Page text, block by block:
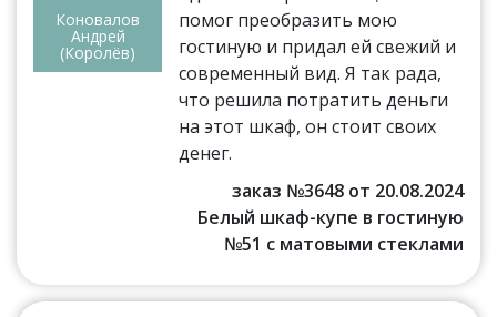
Коновалов
Андрей
(Королёв)
помог преобразить мою
гостиную и придал ей свежий и
современный вид. Я так рада,
что решила потратить деньги
на этот шкаф, он стоит своих
денег.
заказ №3648 от 20.08.2024
Белый шкаф-купе в гостиную
№51 с матовыми стеклами